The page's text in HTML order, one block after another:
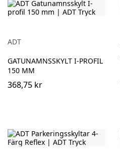
ADT
GATUNAMNSSKYLT I-PROFIL
150 MM
368,75 kr